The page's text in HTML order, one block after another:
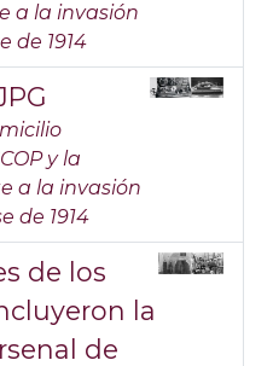
a la invasión
de 1914
y la
a la invasión
de 1914
de los
la
de